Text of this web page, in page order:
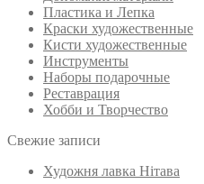
Пластика и Лепка
Краски художественные
Кисти художественные
Инструменты
Наборы подарочные
Реставрация
Хобби и Творчество
Свежие записи
Художня лавка Нітава